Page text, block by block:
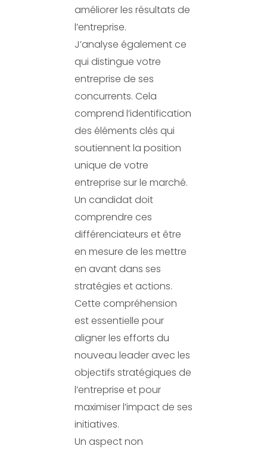
améliorer les résultats de
l’entreprise.
J’analyse également ce
qui distingue votre
entreprise de ses
concurrents. Cela
comprend l’identification
des éléments clés qui
soutiennent la position
unique de votre
entreprise sur le marché.
Un candidat doit
comprendre ces
différenciateurs et être
en mesure de les mettre
en avant dans ses
stratégies et actions.
Cette compréhension
est essentielle pour
aligner les efforts du
nouveau leader avec les
objectifs stratégiques de
l’entreprise et pour
maximiser l’impact de ses
initiatives.
Un aspect non